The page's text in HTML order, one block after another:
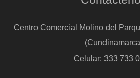
Centro Comercial Molino del
Celular: 333 733